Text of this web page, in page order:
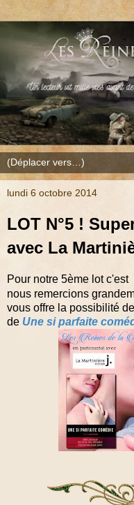
lundi 6 octobre 2014
LOT N°5 !
avec La
Pour notre 5ème lot c'est
nous remercions
vous offre la possibilité
de Une si parfaite